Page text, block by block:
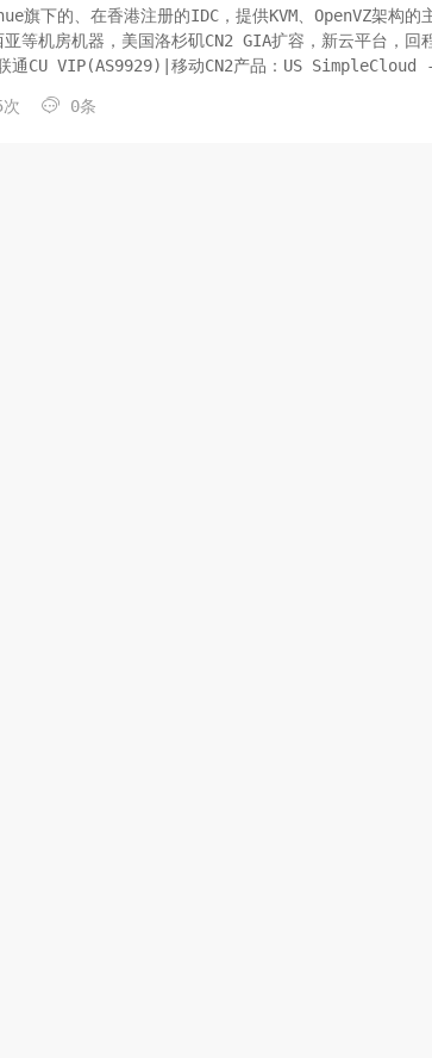
旗下的、在香港注册的IDC，提供KVM、OpenVZ架构的
等机房机器，美国洛杉矶CN2 GIA扩容，新云平台，回
通CU VIP(AS9929)|移动CN2产品：US
 0条